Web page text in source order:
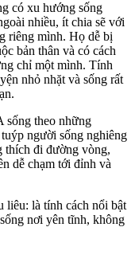
có xu hướng sống
nhiều, ít chia sẽ với
riêng mình. Họ dễ bị
bản thân và có cách
chỉ một mình. Tính
nhỏ nhặt và sống rất
sống theo những
người sống nghiêng
thích đi đường vòng,
dễ chạm tới đỉnh và
liêu: là tính cách nổi bật
nơi yên tĩnh, không